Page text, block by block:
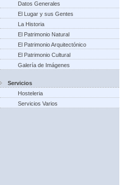
Datos Generales
El Lugar y sus Gentes
La Historia
El Patrimonio Natural
El Patrimonio Arquitectónico
El Patrimonio Cultural
Galería de Imágenes
Servicios
Hosteleria
Servicios Varios